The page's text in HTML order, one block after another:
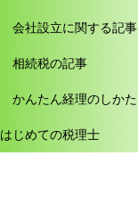
会社設立に関する記事
相続税の記事
かんたん経理のしかた
はじめての税理士